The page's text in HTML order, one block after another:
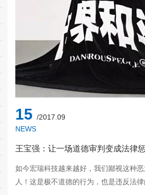
15 /2017.09
NEWS
王宝强：让一场道德审判变成法律惩
如今宏瑞科技越来越好，我们鄙视这种
人！这是极不道德的行为，也是违反法